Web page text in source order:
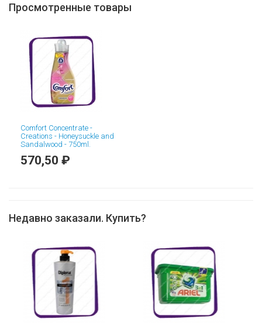
Просмотренные товары
Comfort Concentrate -
Creations - Honeysuckle and
Sandalwood - 750ml.
570,50 ₽
Недавно заказали. Купить?